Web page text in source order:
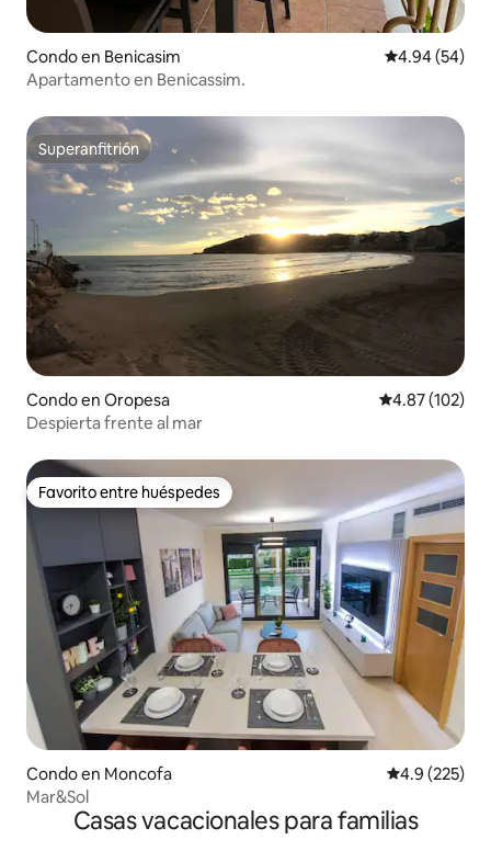
Condo en Benicasim Calificación
4.94 (54)
Apartamento en Benicassim.
Superanfitrión
Superanfitrión
Condo en Oropesa Calificación
4.87 (102)
Despierta frente al mar
Favorito entre huéspedes
Favorito entre huéspedes
Condo en Moncofa Calificación
4.9 (225)
Mar&Sol
Casas vacacionales para familias